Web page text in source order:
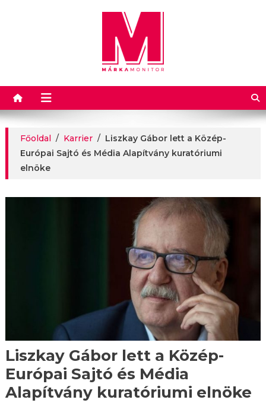
Márkamonitor
Főoldal / Karrier / Liszkay Gábor lett a Közép-
Európai Sajtó és Média Alapítvány kuratóriumi
elnöke
Liszkay Gábor lett a Közép-
Európai Sajtó és Média
Alapítvány kuratóriumi elnöke